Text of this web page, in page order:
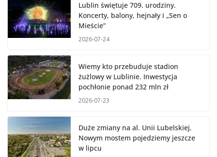
Lublin świętuje 709. urodziny.
Koncerty, balony, hejnały i „Sen o
Mieście”
2026-07-24
Wiemy kto przebuduje stadion
żużlowy w Lublinie. Inwestycja
pochłonie ponad 232 mln zł
2026-07-23
Duże zmiany na al. Unii Lubelskiej.
Nowym mostem pojedziemy jeszcze
w lipcu